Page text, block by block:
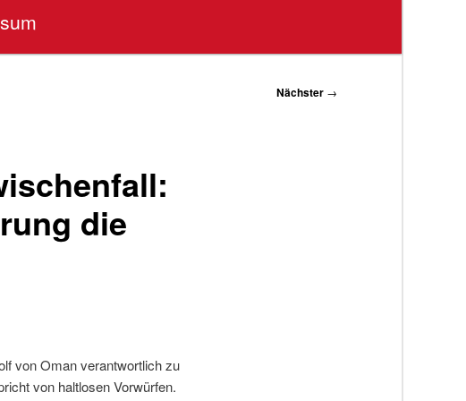
Nächster →
die
von Oman verantwortlich zu
von haltlosen Vorwürfen.